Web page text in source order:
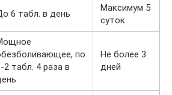
6 табл. в день
Максимум 5
суток
по
2 табл. 4 раза в
Не более 3
дней